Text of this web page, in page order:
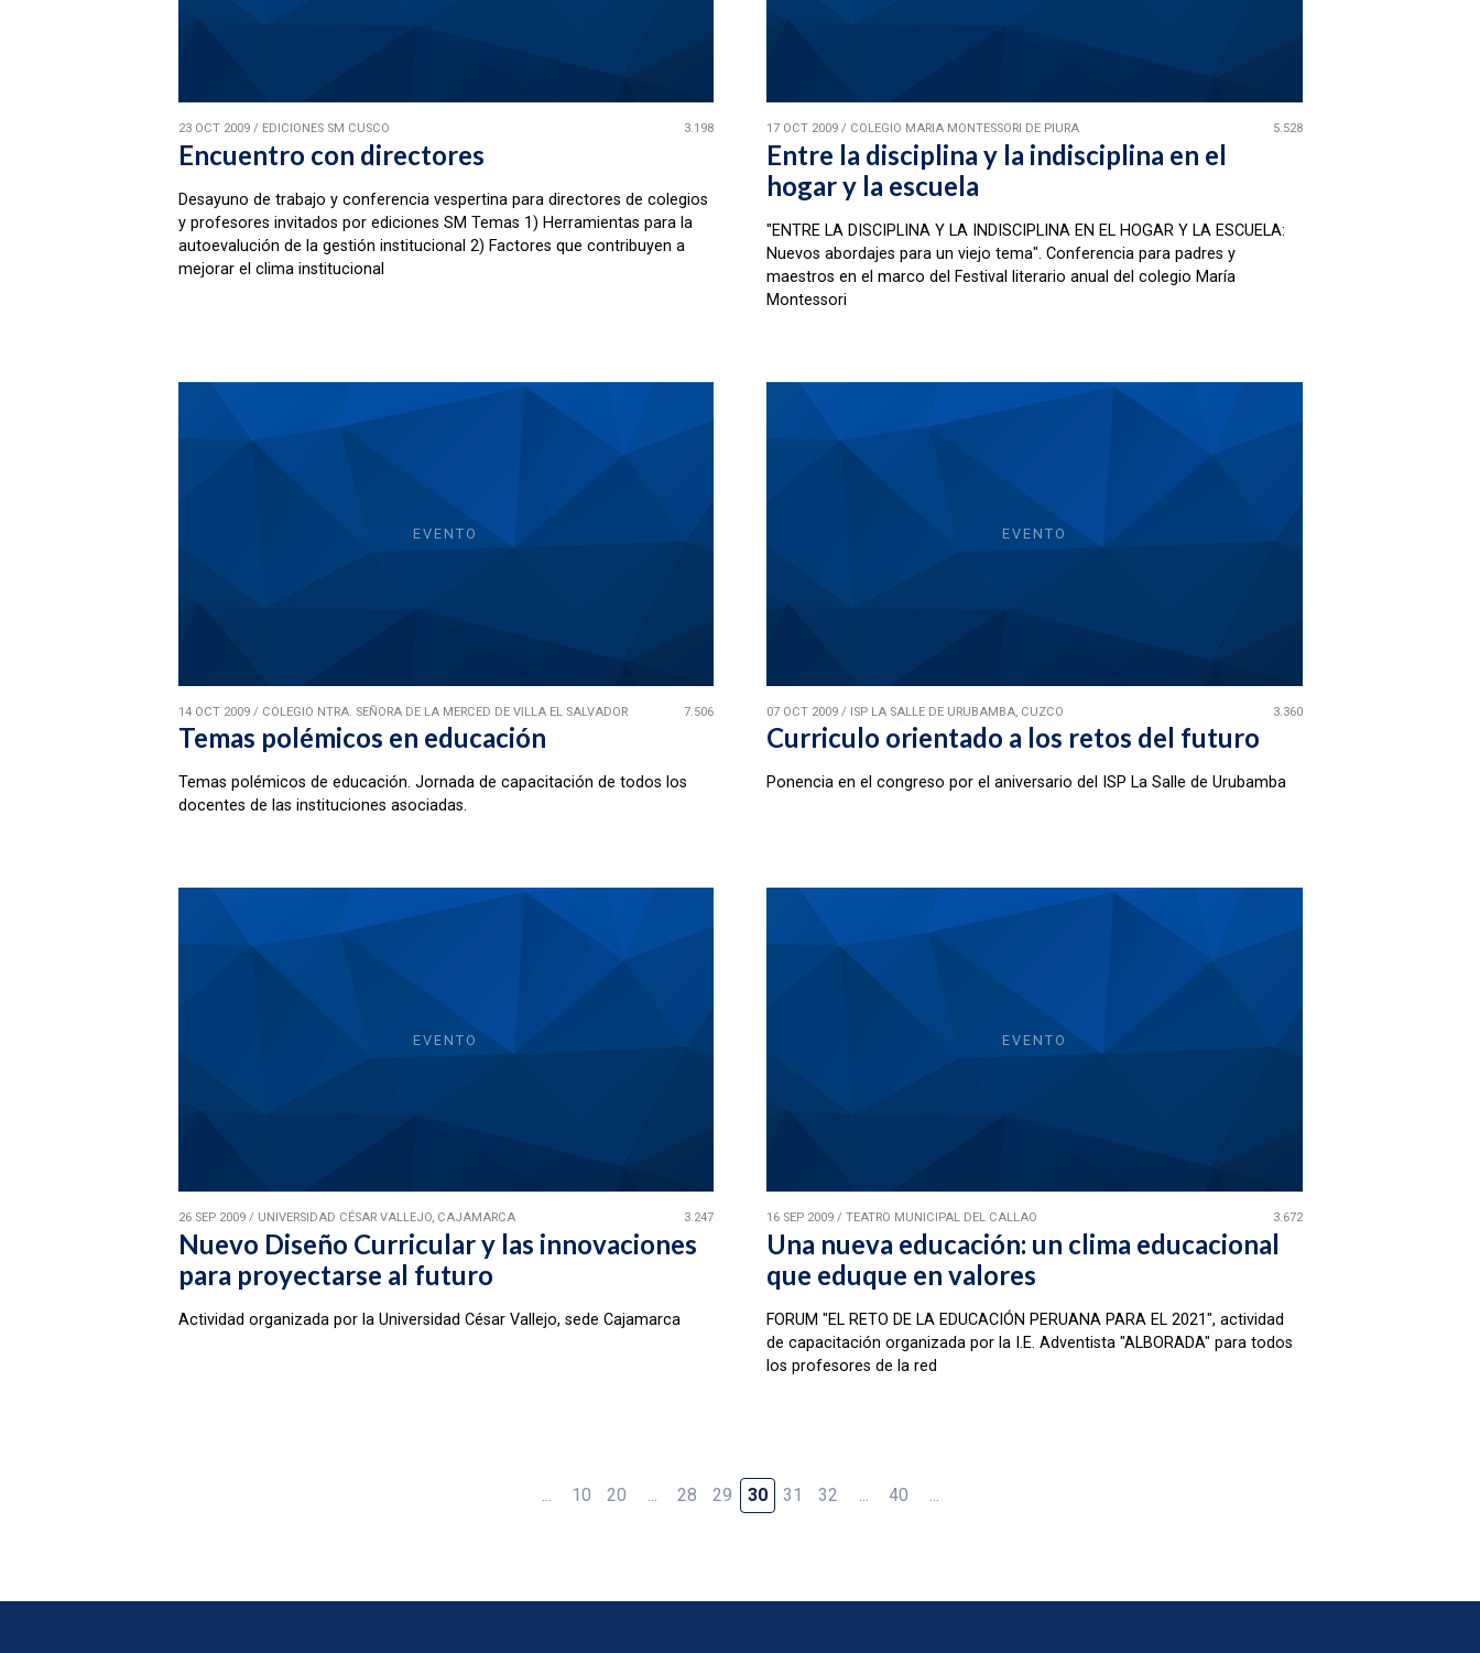
23 OCT 2009/ EDICIONES SM CUSCO 3.198
Encuentro con directores
Desayuno de trabajo y conferencia vespertina para directores de colegios
y profesores invitados por ediciones SM Temas 1) Herramientas para la
autoevalución de la gestión institucional 2) Factores que contribuyen a
mejorar el clima institucional
17 OCT 2009 / COLEGIO MARIA MONTESSORI DE PIURA 5.528
Entre la disciplina y la indisciplina en el
hogar y la escuela
"ENTRE LA DISCIPLINA Y LA INDISCIPLINA EN EL HOGAR Y LA ESCUELA:
Nuevos abordajes para un viejo tema". Conferencia para padres y
maestros en el marco del Festival literario anual del colegio María
Montessori
EVENTO
14 OCT 2009/ COLEGIO NTRA. SEÑORA DE LA MERCED DE VILLA EL SALVADOR 7.506
Temas polémicos en educación
Temas polémicos de educación. Jornada de capacitación de todos los
docentes de las instituciones asociadas.
EVENTO
07 OCT 2009 / ISP LA SALLE DE URUBAMBA, CUZCO 3.360
Curriculo orientado a los retos del futuro
Ponencia en el congreso por el aniversario del ISP La Salle de Urubamba
EVENTO
26 SEP 2009/ UNIVERSIDAD CÉSAR VALLEJO, CAJAMARCA 3.247
Nuevo Diseño Curricular y las innovaciones
para proyectarse al futuro
Actividad organizada por la Universidad César Vallejo, sede Cajamarca
EVENTO
16 SEP 2009 / TEATRO MUNICIPAL DEL CALLAO 3.672
Una nueva educación: un clima educacional
que eduque en valores
FORUM "EL RETO DE LA EDUCACIÓN PERUANA PARA EL 2021", actividad
de capacitación organizada por la I.E. Adventista "ALBORADA" para todos
los profesores de la red
... 10 20 ... 28 29 30 31 32 ... 40 ...